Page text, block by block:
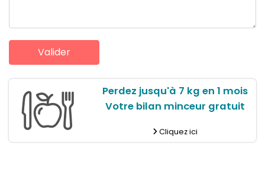
Perdez jusqu'à 7 kg en 1 mois
Votre bilan minceur gratuit
Cliquez ici